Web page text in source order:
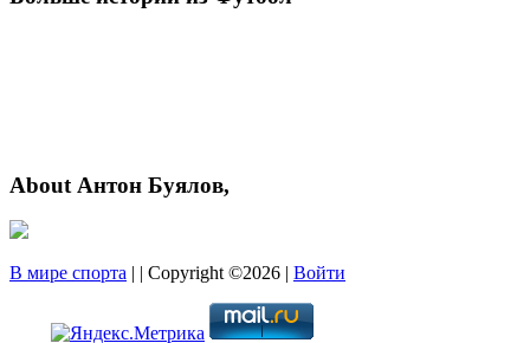
About Антон Буялов,
В мире спорта | | Copyright ©2026 | Войти